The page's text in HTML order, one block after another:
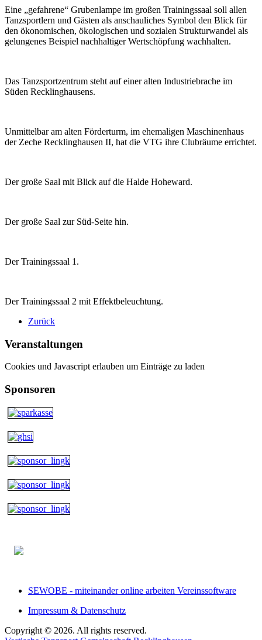
Eine „gefahrene“ Grubenlampe im großen Trainingssaal soll allen
Tanzsportlern und Gästen als anschauliches Symbol den Blick für
den ökonomischen, ökologischen und sozialen Strukturwandel als
gelungenes Beispiel nachhaltiger Wertschöpfung wachhalten.
Das Tanzsportzentrum steht auf einer alten Industriebrache im
Süden Recklinghausens.
Unmittelbar am alten Förderturm, im ehemaligen Maschinenhaus
der Zeche Recklinghausen II, hat die VTG ihre Clubräume errichtet.
Der große Saal mit Blick auf die Halde Hoheward.
Der große Saal zur Süd-Seite hin.
Der Trainingssaal 1.
Der Trainingssaal 2 mit Effektbeleuchtung.
Zurück
Veranstaltungen
Cookies und Javascript erlauben um Einträge zu laden
Sponsoren
SEWOBE - miteinander online arbeiten Vereinssoftware
Impressum & Datenschutz
Copyright © 2026. All rights reserved.